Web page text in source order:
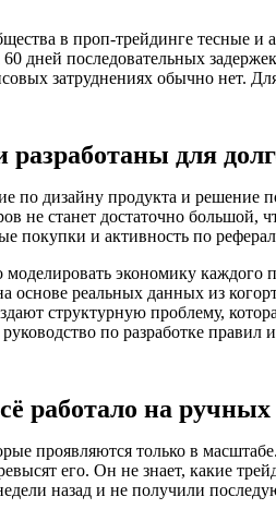
в проп-трейдинге тесные
60 дней последовательных
затруднениях обычно нет.
для
по дизайну продукта и
не станет достаточно
покупки и активность по
экономику
основе реальных данных из
структурную проблему,
по разработке
работало на ручных
проявляются только в
его. Он не знает, какие
назад и не получили